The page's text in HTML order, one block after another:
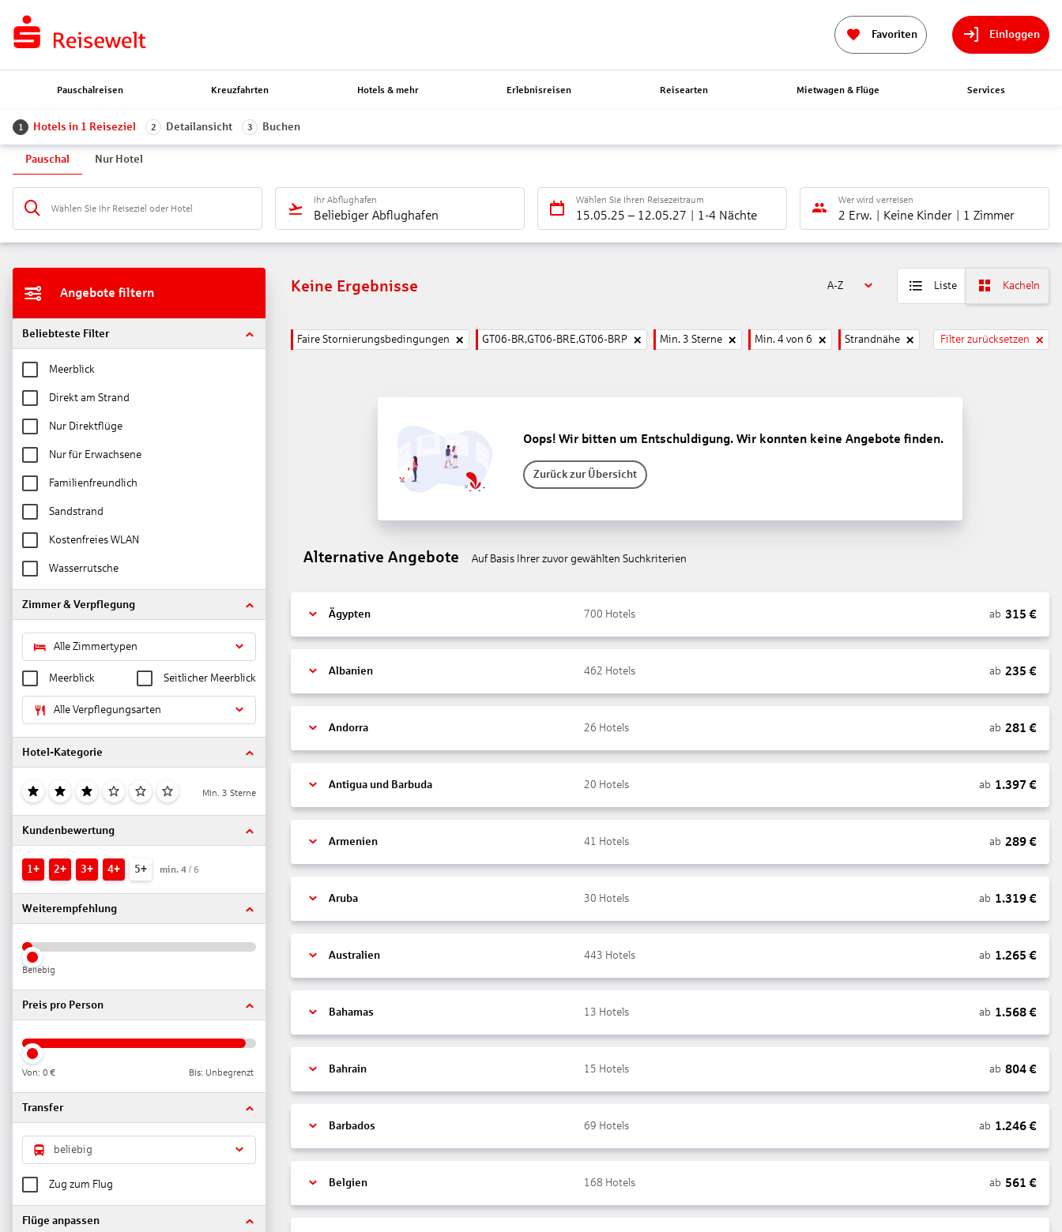
Favoriten Einloggen
Pauschalreisen Kreuzfahrten Hotels & mehr Erlebnisreisen Reisearten Mietwagen & Flüge Services
1 Hotels in 1 Reiseziel 2 Detailansicht 3 Buchen
Pauschal Nur Hotel
Wählen Sie Ihr Reiseziel oder Hotel
Ihr Abflughafen
Beliebiger Abflughafen
Wählen Sie Ihren Reisezeitraum
15.05.25 – 12.05.27 1-4 Nächte
Wer wird verreisen
2 Erw. Keine Kinder 1 Zimmer
Angebote filtern
Beliebteste Filter
Meerblick
Direkt am Strand
Nur Direktflüge
Nur für Erwachsene
Familienfreundlich
Sandstrand
Kostenfreies WLAN
Wasserrutsche
Zimmer & Verpflegung
Alle Zimmertypen
Meerblick Seitlicher Meerblick
Alle Verpflegungsarten
Hotel-Kategorie
Min. 3 Sterne
Kundenbewertung
1+ 2+ 3+ 4+ 5+ min. 4 / 6
Weiterempfehlung
Beliebig
Preis pro Person
Von: 0 € Bis: Unbegrenzt
Transfer
beliebig
Zug zum Flug
Flüge anpassen
Keine Ergebnisse A-Z Liste Kacheln
Faire Stornierungsbedingungen GT06-BR,GT06-BRE,GT06-BRP Min. 3 Sterne Min. 4 von 6 Strandnähe Filter zurücksetzen
Oops! Wir bitten um Entschuldigung. Wir konnten keine Angebote finden.
Zurück zur Übersicht
Alternative Angebote Auf Basis Ihrer zuvor gewählten Suchkriterien
Ägypten 700 Hotels ab 315 €
Albanien 462 Hotels ab 235 €
Andorra 26 Hotels ab 281 €
Antigua und Barbuda 20 Hotels ab 1.397 €
Armenien 41 Hotels ab 289€
Aruba 30 Hotels ab 1.319€
Australien 443 Hotels ab 1.265 €
Bahamas 13 Hotels ab 1.568€
Bahrain 15 Hotels ab 804€
Barbados 69 Hotels ab 1.246€
Belgien 168 Hotels ab 561 €